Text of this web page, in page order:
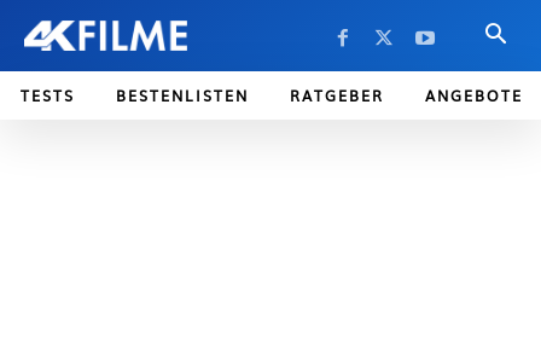
TESTS BESTENLISTEN RATGEBER ANGEBOTE